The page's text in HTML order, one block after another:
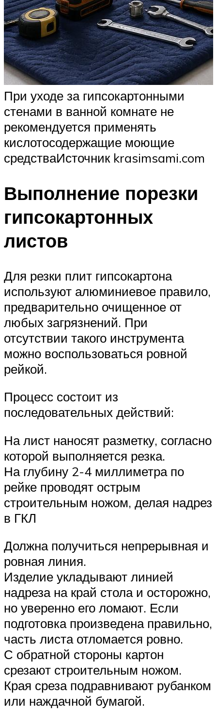
При уходе за гипсокартонными
стенами в ванной комнате не
рекомендуется применять
кислотосодержащие моющие
средстваИсточник krasimsami.com
Выполнение порезки
гипсокартонных
листов
Для резки плит гипсокартона
используют алюминиевое правило,
предварительно очищенное от
любых загрязнений. При
отсутствии такого инструмента
можно воспользоваться ровной
рейкой.
Процесс состоит из
последовательных действий:
На лист наносят разметку, согласно
которой выполняется резка.
На глубину 2-4 миллиметра по
рейке проводят острым
строительным ножом, делая надрез
в ГКЛ
Должна получиться непрерывная и
ровная линия.
Изделие укладывают линией
надреза на край стола и осторожно,
но уверенно его ломают. Если
подготовка произведена правильно,
часть листа отломается ровно.
С обратной стороны картон
срезают строительным ножом.
Края среза подравнивают рубанком
или наждачной бумагой.